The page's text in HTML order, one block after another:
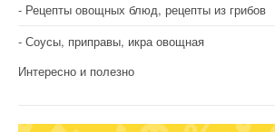
Рецепты овощных блюд, рецепты из грибов
Соусы, приправы, икра овощная
Интересно и полезно